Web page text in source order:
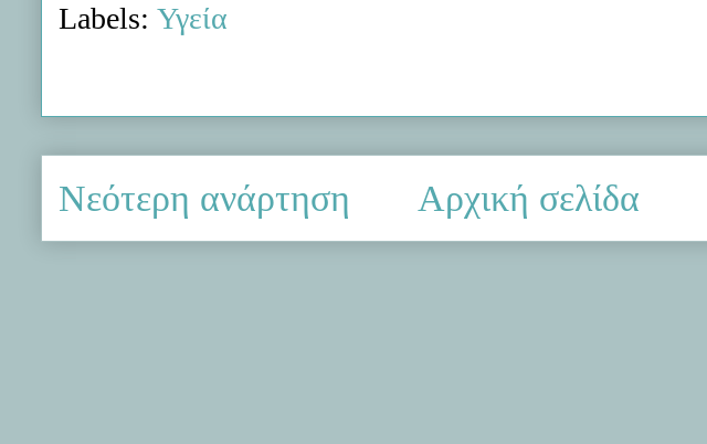
Labels: Υγεία
Νεότερη ανάρτηση Αρχική σελίδα